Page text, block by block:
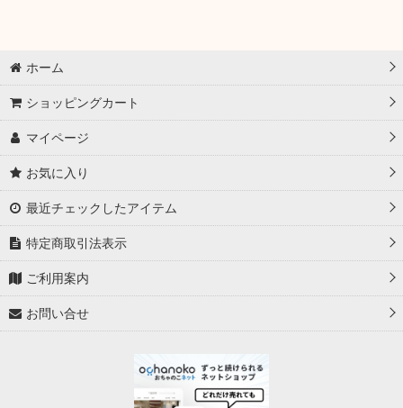
ホーム
ショッピングカート
マイページ
お気に入り
最近チェックしたアイテム
特定商取引法表示
ご利用案内
お問い合せ